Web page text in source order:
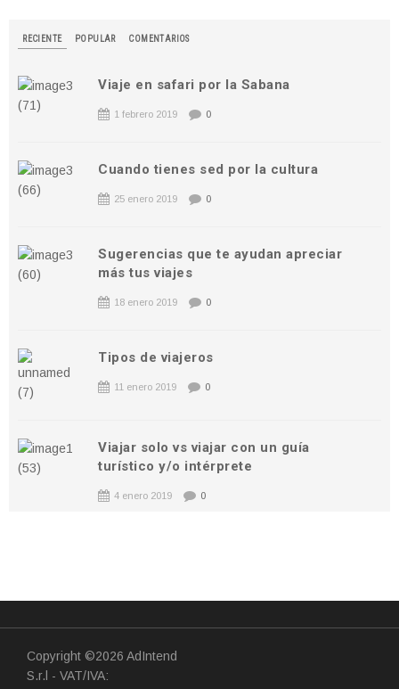
RECIENTE POPULAR COMENTARIOS
Viaje en safari por la Sabana
1 febrero 2019 0
Cuando tienes sed por la cultura
25 enero 2019 0
Sugerencias que te ayudan apreciar
más tus viajes
18 enero 2019 0
Tipos de viajeros
11 enero 2019 0
Viajar solo vs viajar con un guía
turístico y/o intérprete
4 enero 2019 0
Copyright ©2026 AdIntend
S.r.l - VAT/IVA: